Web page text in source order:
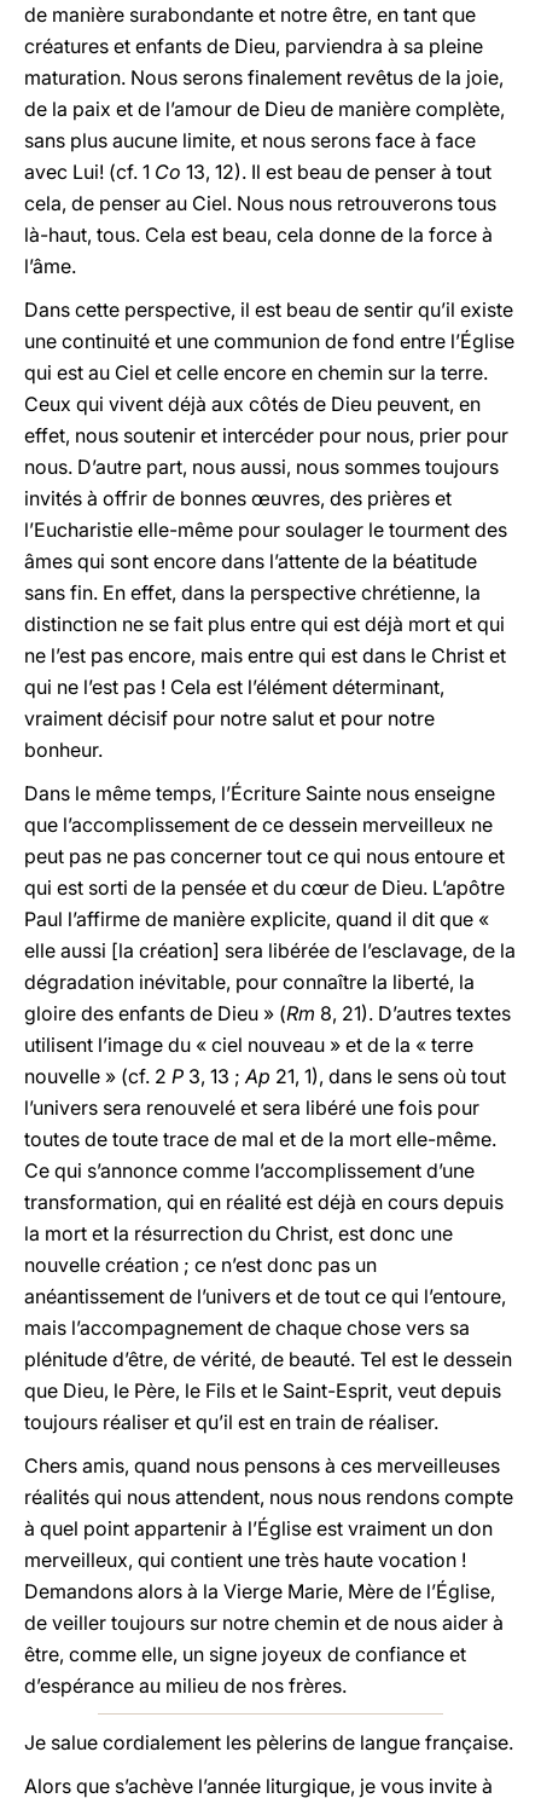
de manière surabondante et notre être, en tant que
créatures et enfants de Dieu, parviendra à sa pleine
maturation. Nous serons finalement revêtus de la joie,
de la paix et de l’amour de Dieu de manière complète,
sans plus aucune limite, et nous serons face à face
avec Lui! (cf. 1 Co 13, 12). Il est beau de penser à tout
cela, de penser au Ciel. Nous nous retrouverons tous
là-haut, tous. Cela est beau, cela donne de la force à
l’âme.
Dans cette perspective, il est beau de sentir qu’il existe
une continuité et une communion de fond entre l’Église
qui est au Ciel et celle encore en chemin sur la terre.
Ceux qui vivent déjà aux côtés de Dieu peuvent, en
effet, nous soutenir et intercéder pour nous, prier pour
nous. D’autre part, nous aussi, nous sommes toujours
invités à offrir de bonnes œuvres, des prières et
l’Eucharistie elle-même pour soulager le tourment des
âmes qui sont encore dans l’attente de la béatitude
sans fin. En effet, dans la perspective chrétienne, la
distinction ne se fait plus entre qui est déjà mort et qui
ne l’est pas encore, mais entre qui est dans le Christ et
qui ne l’est pas ! Cela est l’élément déterminant,
vraiment décisif pour notre salut et pour notre
bonheur.
Dans le même temps, l’Écriture Sainte nous enseigne
que l’accomplissement de ce dessein merveilleux ne
peut pas ne pas concerner tout ce qui nous entoure et
qui est sorti de la pensée et du cœur de Dieu. L’apôtre
Paul l’affirme de manière explicite, quand il dit que «
elle aussi [la création] sera libérée de l’esclavage, de la
dégradation inévitable, pour connaître la liberté, la
gloire des enfants de Dieu » (Rm 8, 21). D’autres textes
utilisent l’image du « ciel nouveau » et de la « terre
nouvelle » (cf. 2 P 3, 13 ;Ap 21, 1), dans le sens où tout
l’univers sera renouvelé et sera libéré une fois pour
toutes de toute trace de mal et de la mort elle-même.
Ce qui s’annonce comme l’accomplissement d’une
transformation, qui en réalité est déjà en cours depuis
la mort et la résurrection du Christ, est donc une
nouvelle création ; ce n’est donc pas un
anéantissement de l’univers et de tout ce qui l’entoure,
mais l’accompagnement de chaque chose vers sa
plénitude d’être, de vérité, de beauté. Tel est le dessein
que Dieu, le Père, le Fils et le Saint-Esprit, veut depuis
toujours réaliser et qu’il est en train de réaliser.
Chers amis, quand nous pensons à ces merveilleuses
réalités qui nous attendent, nous nous rendons compte
à quel point appartenir à l’Église est vraiment un don
merveilleux, qui contient une très haute vocation !
Demandons alors à la Vierge Marie, Mère de l’Église,
de veiller toujours sur notre chemin et de nous aider à
être, comme elle, un signe joyeux de confiance et
d’espérance au milieu de nos frères.
Je salue cordialement les pèlerins de langue française.
Alors que s’achève l’année liturgique, je vous invite à